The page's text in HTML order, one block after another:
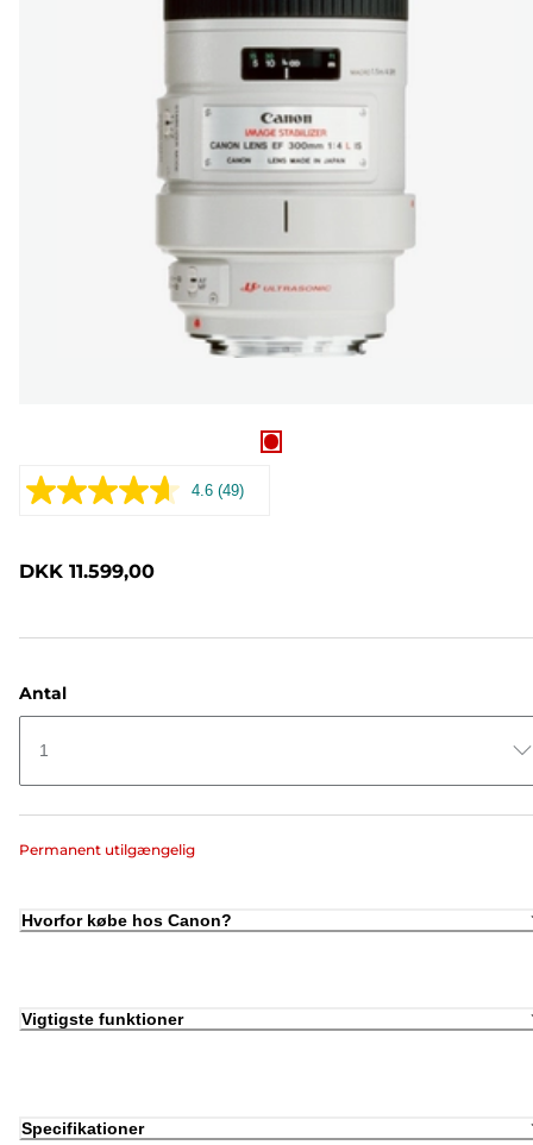
4.6 Læs
(49)
DKK 11.599,00
Antal
1
Permanent utilgængelig
Hvorfor købe hos Canon?
Vigtigste funktioner
Specifikationer